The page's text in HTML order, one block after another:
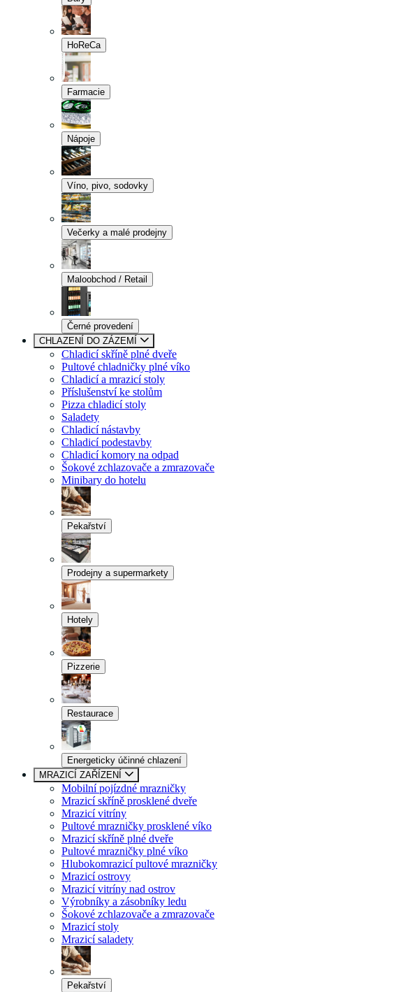
HoReCa
Farmacie
Nápoje
Víno, pivo, sodovky
Večerky a malé prodejny
Maloobchod / Retail
Černé provedení
CHLAZENÍ DO ZÁZEMÍ
Chladicí skříně plné dveře
Pultové chladničky plné víko
Chladicí a mrazicí stoly
Příslušenství ke stolům
Pizza chladicí stoly
Saladety
Chladicí nástavby
Chladicí podestavby
Chladicí komory na odpad
Šokové zchlazovače a zmrazovače
Minibary do hotelu
Pekařství
Prodejny a supermarkety
Hotely
Pizzerie
Restaurace
Energeticky účinné chlazení
MRAZICÍ ZAŘÍZENÍ
Mobilní pojízdné mrazničky
Mrazicí skříně prosklené dveře
Mrazicí vitríny
Pultové mrazničky prosklené víko
Mrazicí skříně plné dveře
Pultové mrazničky plné víko
Hlubokomrazicí pultové mrazničky
Mrazicí ostrovy
Mrazicí vitríny nad ostrov
Výrobníky a zásobníky ledu
Šokové zchlazovače a zmrazovače
Mrazicí stoly
Mrazicí saladety
Pekařství